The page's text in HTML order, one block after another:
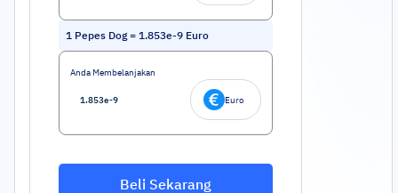
1 Pepes Dog= 1.853e-9 Euro
Anda Membelanjakan
Euro
Beli Sekarang